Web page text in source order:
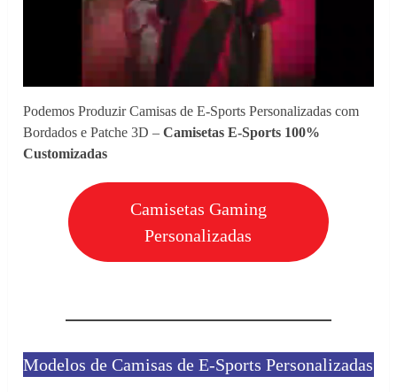
Podemos Produzir Camisas de E-Sports Personalizadas com
Bordados e Patche 3D –Camisetas E-Sports 100%
Customizadas
Camisetas Gaming
Personalizadas
Modelos de Camisas de E-Sports Personalizadas